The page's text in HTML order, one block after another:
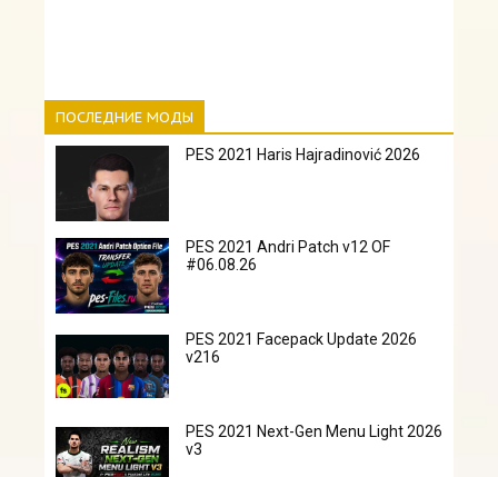
ПОСЛЕДНИЕ МОДЫ
PES 2021 Haris Hajradinović 2026
PES 2021 Andri Patch v12 OF
#06.08.26
PES 2021 Facepack Update 2026
v216
PES 2021 Next-Gen Menu Light 2026
v3